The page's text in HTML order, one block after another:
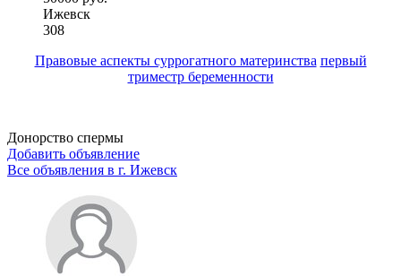
Ижевск
308
Правовые аспекты суррогатного материнства первый
триместр беременности
Донорство спермы
Добавить объявление
Все объявления в г. Ижевск